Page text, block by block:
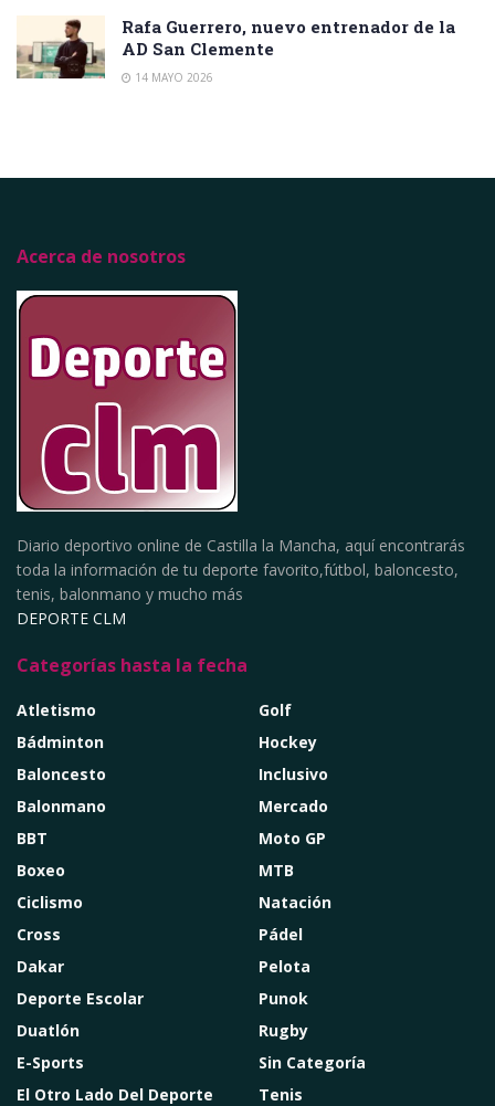
Rafa Guerrero, nuevo entrenador de la
AD San Clemente
14 MAYO 2026
Acerca de nosotros
Diario deportivo online de Castilla la Mancha, aquí encontrarás
toda la información de tu deporte favorito,fútbol, baloncesto,
tenis, balonmano y mucho más
DEPORTE CLM
Categorías hasta la fecha
Atletismo
Bádminton
Baloncesto
Balonmano
BBT
Boxeo
Ciclismo
Cross
Dakar
Deporte Escolar
Duatlón
E-Sports
El Otro Lado Del Deporte
Golf
Hockey
Inclusivo
Mercado
Moto GP
MTB
Natación
Pádel
Pelota
Punok
Rugby
Sin Categoría
Tenis